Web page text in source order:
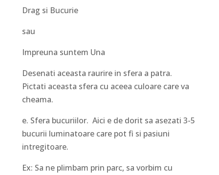
Drag si Bucurie
sau
Impreuna suntem Una
Desenati aceasta raurire in sfera a patra.
Pictati aceasta sfera cu aceea culoare care va
cheama.
e. Sfera bucuriilor. Aici e de dorit sa asezati 3-5
bucurii luminatoare care pot fi si pasiuni
intregitoare.
Ex: Sa ne plimbam prin parc, sa vorbim cu